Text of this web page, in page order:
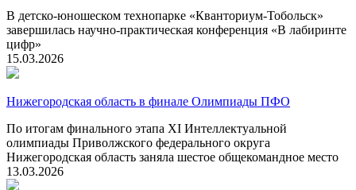
В детско-юношеском технопарке «Кванториум-Тобольск»
завершилась научно-практическая конференция «В лабиринте
цифр»
15.03.2026
Нижегородская область в финале Олимпиады ПФО
По итогам финального этапа XI Интеллектуальной
олимпиады Приволжского федерального округа
Нижегородская область заняла шестое общекомандное место
13.03.2026